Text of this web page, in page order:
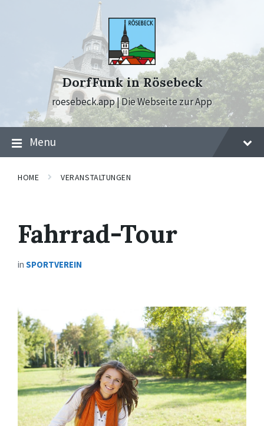
DorfFunk in Rösebeck
roesebeck.app | Die Webseite zur App
Menu
HOME VERANSTALTUNGEN
Fahrrad-Tour
in SPORTVEREIN